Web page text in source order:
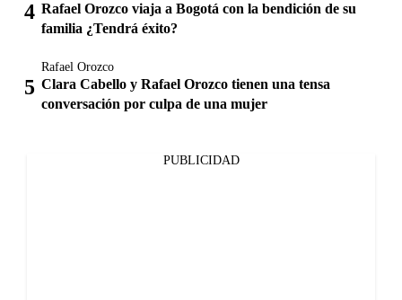
Rafael Orozco viaja a Bogotá con la bendición de su
familia ¿Tendrá éxito?
Rafael Orozco
Clara Cabello y Rafael Orozco tienen una tensa
conversación por culpa de una mujer
PUBLICIDAD